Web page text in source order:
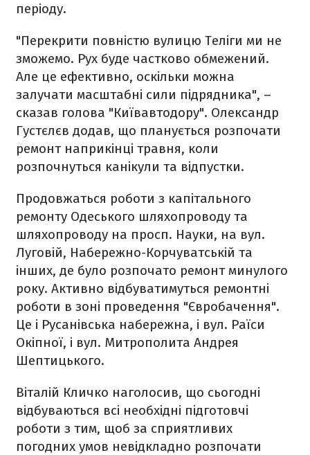
періоду.
"Перекрити повністю вулицю Теліги ми не
зможемо. Рух буде частково обмежений.
Але це ефективно, оскільки можна
залучати масштабні сили підрядника", –
сказав голова "Київавтодору". Олександр
Густєлєв додав, що планується розпочати
ремонт наприкінці травня, коли
розпочнуться канікули та відпустки.
Продовжаться роботи з капітального
ремонту Одеського шляхопроводу та
шляхопроводу на просп. Науки, на вул.
Луговій, Набережно-Корчуватській та
інших, де було розпочато ремонт минулого
року. Активно відбуватимуться ремонтні
роботи в зоні проведення "Євробачення".
Це і Русанівська набережна, і вул. Раїси
Окіпної, і вул. Митрополита Андрея
Шептицького.
Віталій Кличко наголосив, що сьогодні
відбуваються всі необхідні підготовчі
роботи з тим, щоб за сприятливих
погодних умов невідкладно розпочати